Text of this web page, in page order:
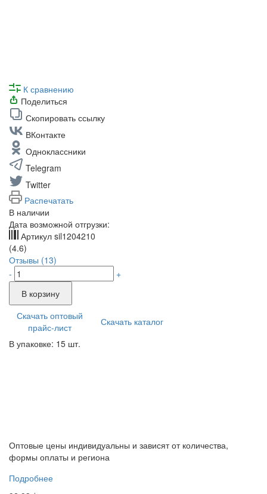
К сравнению
Поделиться
Скопировать ссылку
ВКонтакте
Одноклассники
Telegram
Twitter
Распечатать
В наличии
Дата возможной отгрузки:
Артикул sil1204210
(4.6)
Отзывы (13)
-
+
В корзину
Скачать оптовый
прайс-лист
Скачать каталог
В упаковке: 15 шт.
Оптовые цены индивидуальны и зависят от количества,
формы оплаты и региона
Подробнее